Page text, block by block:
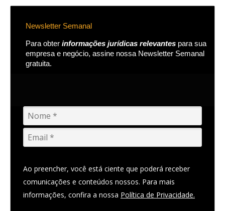
Newsletter Semanal
Para obter informações jurídicas relevantes para sua
empresa e negócio, assine nossa Newsletter Semanal
gratuita.
Ao preencher, você está ciente que poderá receber
comunicações e conteúdos nossos. Para mais
informações, confira a nossa Política de Privacidade.